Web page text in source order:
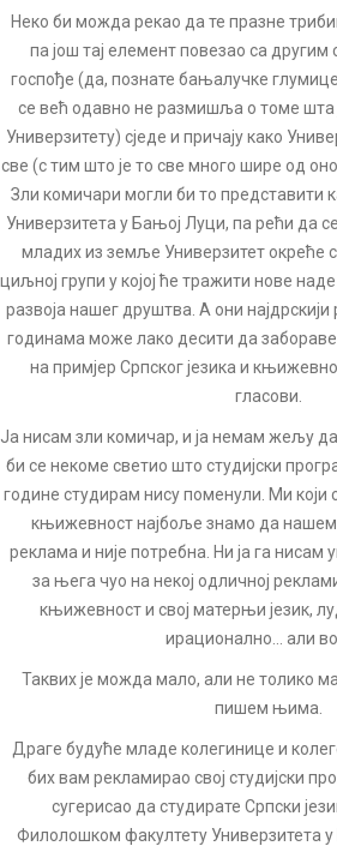
Неко би можда рекао да те празне
па још тај елемент повезао са другим
госпође (да, познате бањалучке
се већ одавно не размишља о томе шта
Универзитету) сједе и причају како
све (с тим што је то све много шире од
Зли комичари могли би то представити
Универзитета у Бањој Луци, па рећи да
младих из земље Универзитет окреће
циљној групи у којој ће тражити нове
развоја нашег друштва. А они
годинама може лако десити да забораве
на примјер Српског језика и
гласови.
Ја нисам зли комичар, и ја немам жељу
би се некоме светио што студијски
године студирам нису поменули. Ми који
књижевност најбоље знамо да нашем
реклама и није потребна. Ни ја га нисам
за њега чуо на некој одличној
књижевност и свој матерњи језик,
ирационално… али
Таквих је можда мало, али не толико
пишем њима.
Драге будуће младе колегинице и
бих вам рекламирао свој студијски
сугерисао да студирате Српски
Филолошком факултету Универзитета